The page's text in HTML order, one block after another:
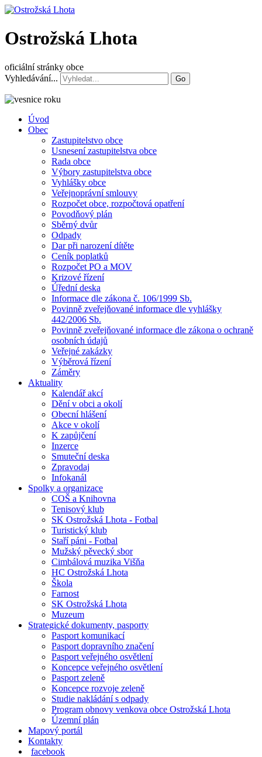
Ostrožská Lhota
oficiální stránky obce
Vyhledávání...
Go
Úvod
Obec
Zastupitelstvo obce
Usnesení zastupitelstva obce
Rada obce
Výbory zastupitelstva obce
Vyhlášky obce
Veřejnoprávní smlouvy
Rozpočet obce, rozpočtová opatření
Povodňový plán
Sběrný dvůr
Odpady
Dar při narození dítěte
Ceník poplatků
Rozpočet PO a MOV
Krizové řízení
Úřední deska
Informace dle zákona č. 106/1999 Sb.
Povinně zveřejňované informace dle vyhlášky
442/2006 Sb.
Povinně zveřejňované informace dle zákona o ochraně
osobních údajů
Veřejné zakázky
Výběrová řízení
Záměry
Aktuality
Kalendář akcí
Dění v obci a okolí
Obecní hlášení
Akce v okolí
K zapůjčení
Inzerce
Smuteční deska
Zpravodaj
Infokanál
Spolky a organizace
COŠ a Knihovna
Tenisový klub
SK Ostrožská Lhota - Fotbal
Turistický klub
Staří páni - Fotbal
Mužský pěvecký sbor
Cimbálová muzika Višňa
HC Ostrožská Lhota
Škola
Farnost
SK Ostrožská Lhota
Muzeum
Strategické dokumenty, pasporty
Pasport komunikací
Pasport dopravního značení
Pasport veřejného osvětlení
Koncepce veřejného osvětlení
Pasport zeleně
Koncepce rozvoje zeleně
Studie nakládání s odpady
Program obnovy venkova obce Ostrožská Lhota
Územní plán
Mapový portál
Kontakty
facebook